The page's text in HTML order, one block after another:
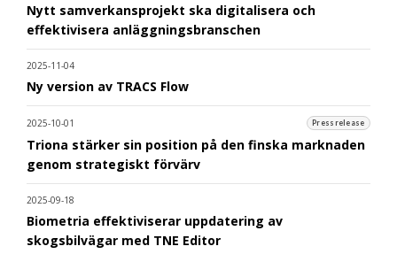
Nytt samverkansprojekt ska digitalisera och
effektivisera anläggningsbranschen
2025-11-04
Ny version av TRACS Flow
2025-10-01 Pressrelease
Triona stärker sin position på den finska marknaden
genom strategiskt förvärv
2025-09-18
Biometria effektiviserar uppdatering av
skogsbilvägar med TNE Editor